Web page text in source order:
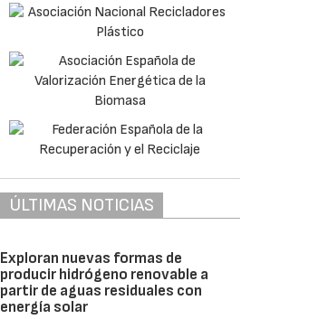
ÚLTIMAS NOTICIAS
Exploran nuevas formas de
producir hidrógeno renovable a
partir de aguas residuales con
energía solar